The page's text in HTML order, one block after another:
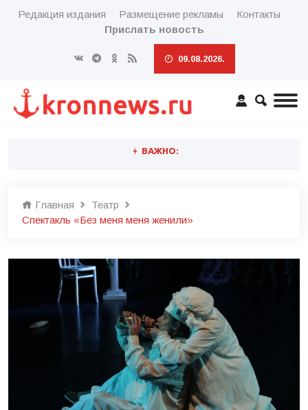
Редакция издания Размещение рекламы
Контакты
Прислать новость
09.08.2026.
ВАЖНО:
Главная
Театр
Спектакль «Без меня меня женили»